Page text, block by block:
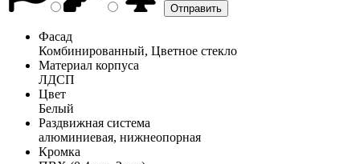
Фасад
Комбинированный, Цветное стекло
Материал корпуса
ЛДСП
Цвет
Белый
Раздвижная система
алюминиевая, нижнеопорная
Кромка